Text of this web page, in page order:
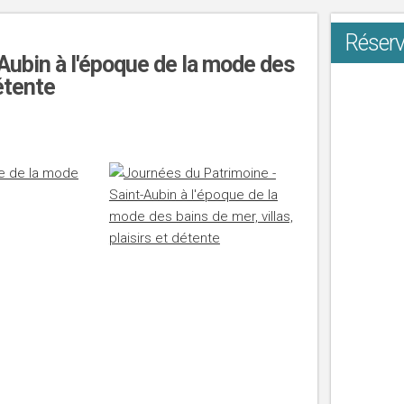
à l'époque de la mode des